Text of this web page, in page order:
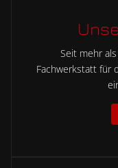
Seit mehr
Fachwerkstatt für